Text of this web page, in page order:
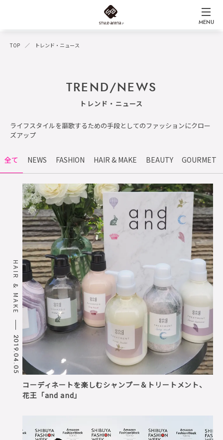
MENU
TOP トレンド・ニュース
TREND/NEWS
トレンド・ニュース
ライフスタイルを謳歌するための手段としてのファッションにクロー
ズアップ
全て NEWS FASHION HAIR & MAKE BEAUTY GOURMET
HAIR & MAKE
2019.04.05
コーディネートを楽しむシャンプー＆トリートメント、
花王「and and」